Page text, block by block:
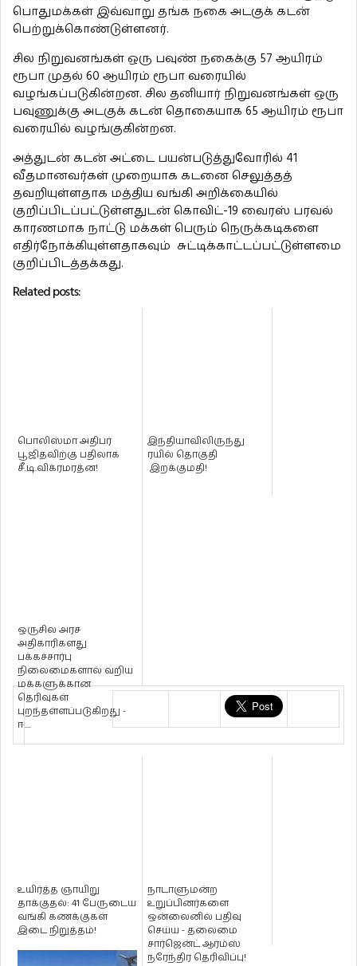
பொதுமக்கள் இவ்வாறு தங்க நகை அடகுக் கடன்
பெற்றுக்கொண்டுள்ளனர்.
சில நிறுவனங்கள் ஒரு பவுண் நகைக்கு 57 ஆயிரம்
ரூபா முதல் 60 ஆயிரம் ரூபா வரையில்
வழங்கப்படுகின்றன. சில தனியார் நிறுவனங்கள் ஒரு
பவுணுக்கு அடகுக் கடன் தொகையாக 65 ஆயிரம் ரூபா
வரையில் வழங்குகின்றன.
அத்துடன் கடன் அட்டை பயன்படுத்துவோரில் 41
வீதமானவர்கள் முறையாக கடனை செலுத்தத்
தவறியுள்ளதாக மத்திய வங்கி அறிக்கையில்
குறிப்பிடப்பட்டுள்ளதுடன் கொவிட்-19 வைரஸ் பரவல்
காரணமாக நாட்டு மக்கள் பெரும் நெருக்கடிகளை
எதிர்நோக்கியுள்ளதாகவும் சுட்டிக்காட்டப்பட்டுள்ளமை
குறிப்பிடத்தக்கது.
Related posts:
பொலிஸ்மா அதிபர்
பூஜிதவிற்கு பதிலாக
சீ.டி.விக்ரமரத்ன!
இந்தியாவிலிருந்து
ரயில் தொகுதி
இறக்குமதி!
ஒருசில அரச
அதிகாரிகளது
பக்கச்சார்பு
நிலைமைகளால் வறிய
மக்களுக்கான
தெரிவுகள்
புறந்தள்ளப்படுகிறது -
ஈ....
உயிர்த்த ஞாயிறு
தாக்குதல்: 41 பேருடைய
வங்கி கணக்குகள்
இடை நிறுத்தம்!
நாடாளுமன்ற
உறுப்பினர்களை
ஒன்லைனில் பதிவு
செய்ய - தலைமை
சார்ஜென்ட் ஆர்ம்ஸ்
நரேந்திர தெரிவிப்பு!